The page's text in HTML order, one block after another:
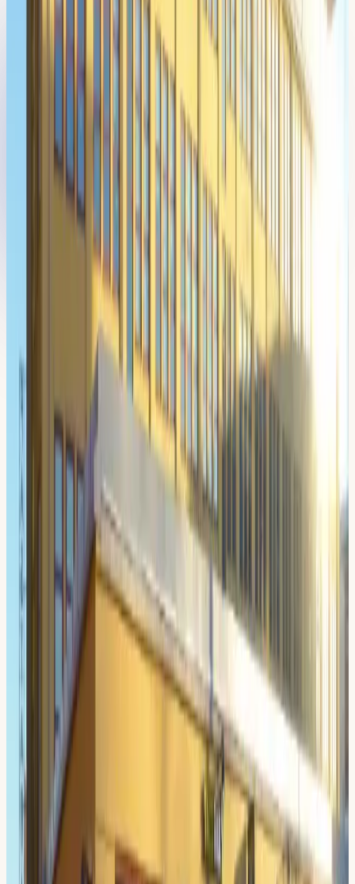
Saltsjöbanans spår
Tunnelkörning i Södra länken via Sickla trafikplats
Köpcentrumtrafik och parkeringshusramper i Sickla
Signalkorsningar och busstrafik på Värmdövägen
Populära utbildningar för dig i
Oavsett om du är nybörjare eller vill ta körkortet snabbt, vi
har upplägget. Allt utgår från vår lokal i
Sickla.
Körlektioner bil
Manuell och automat, körlektioner à 60 minuter. Köp paket
och sänk priset per lektion.
Intensivkurs körkort
Fyra upplägg, 5 till 15 dagar. Ta körkortet snabbt och
effektivt.
Riskettan (Riskutbildning 1)
Obligatorisk teori om hastighet, alkohol, droger och
trötthet.
6 lärarledda lektioner, datatester + e-bok digitalt (alla
Din lokal
Din Körskola
Sickla Industriväg 24, 131 54 Nacka
Hitta hit:
Sickla station (tvärbana/Saltsjöbanan), kort